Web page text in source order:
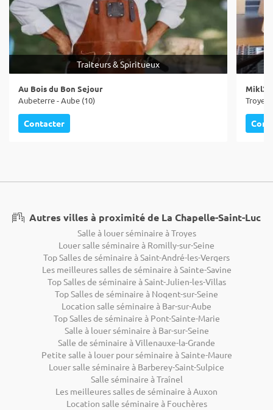
Traiteurs & Spiritueux
Au Bois du Bon Sejour
Aubeterre - Aube (10)
Contacter
Mikl3
Troyes
Autres villes à proximité de La Chapelle-Saint-Luc
Salle à louer séminaire à Troyes
Louer salle séminaire à Romilly-sur-Seine
Top Salles de séminaire à Saint-André-les-Vergers
Les meilleures salles de séminaire à Sainte-Savine
Top Salles de séminaire à Saint-Julien-les-Villas
Top Salles de séminaire à Nogent-sur-Seine
Location salle séminaire à Bar-sur-Aube
Top Salles de séminaire à Pont-Sainte-Marie
Salle à louer séminaire à Bar-sur-Seine
Salle de séminaire à Villenauxe-la-Grande
Petite salle à louer pour séminaire à Sainte-Maure
Louer salle séminaire à Barberey-Saint-Sulpice
Salle séminaire à Traînel
Les meilleures salles de séminaire à Auxon
Location salle séminaire à Fouchères